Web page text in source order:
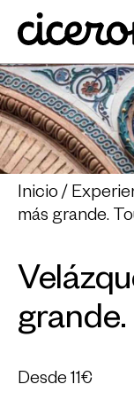
Inicio
más grande.
Desde11€